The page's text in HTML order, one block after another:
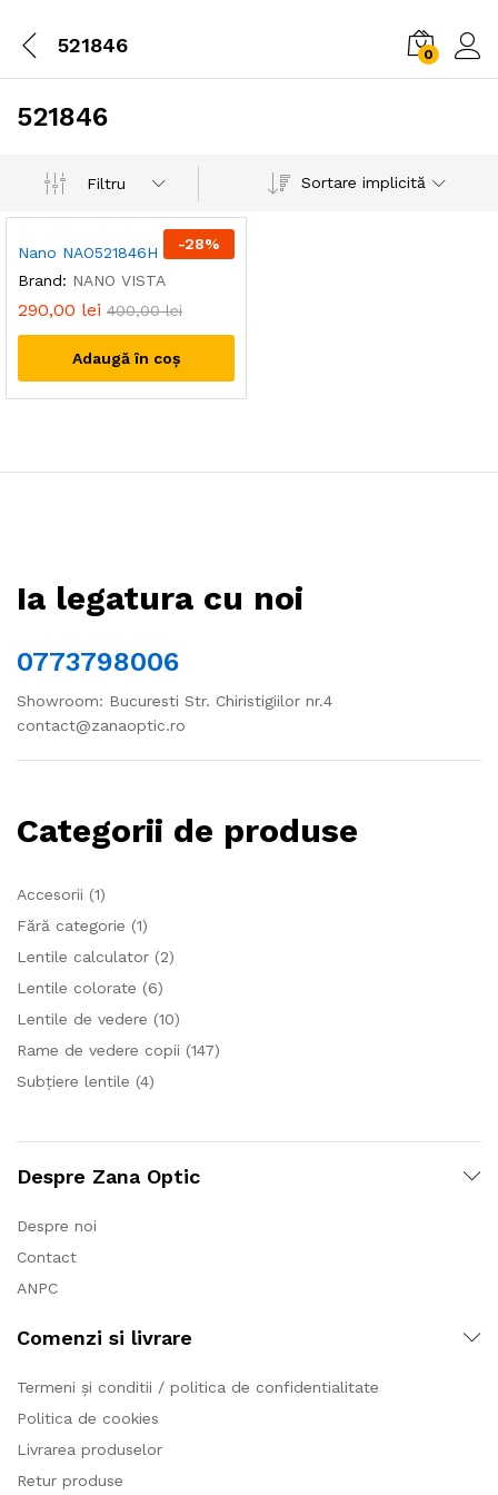
521846 0
521846
Filtru Sortare implicită
-28%
Nano NAO521846H
Brand: NANO VISTA
290,00 lei 400,00lei
Adaugă în coș
Ia legatura cu noi
0773798006
Showroom: Bucuresti Str. Chiristigiilor nr.4
contact@zanaoptic.ro
Categorii de produse
Accesorii (1)
Fără categorie (1)
Lentile calculator (2)
Lentile colorate (6)
Lentile de vedere (10)
Rame de vedere copii (147)
Subțiere lentile (4)
Despre Zana Optic
Despre noi
Contact
ANPC
Comenzi si livrare
Termeni și conditii / politica de confidentialitate
Politica de cookies
Livrarea produselor
Retur produse